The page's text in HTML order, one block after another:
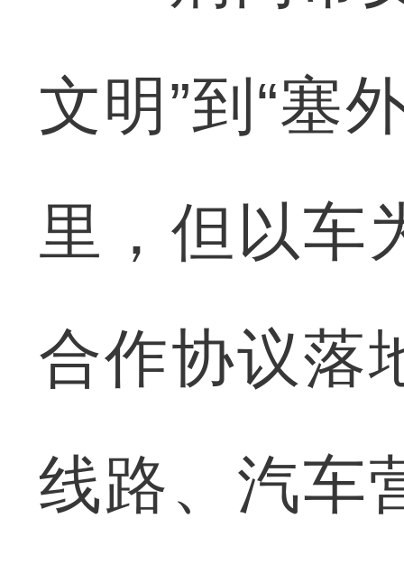
文明”到“塞
里，但以车
合作协议落
线路、汽车